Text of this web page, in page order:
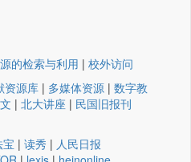
的检索与利用 | 校外访问
资源库 | 多媒体资源 | 数字教
| 北大讲座 | 民国旧报刊
| 读秀 | 人民日报